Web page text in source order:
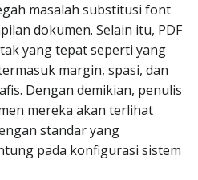
masalah substitusi font
dokumen. Selain itu, PDF
yang tepat seperti yang
margin, spasi, dan
Dengan demikian, penulis
mereka akan terlihat
standar yang
pada konfigurasi sistem